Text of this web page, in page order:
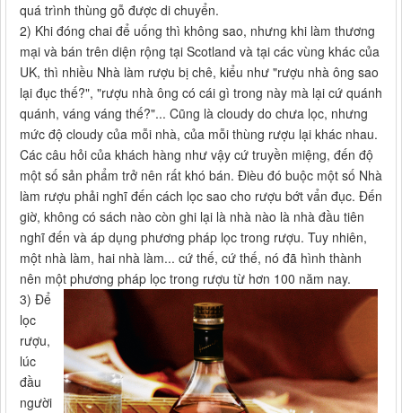
quá trình thùng gỗ được di chuyển.
2) Khi đóng chai để uống thì không sao, nhưng khi làm thương
mại và bán trên diện rộng tại Scotland và tại các vùng khác của
UK, thì nhiều Nhà làm rượu bị chê, kiểu như "rượu nhà ông sao
lại đục thế?", "rượu nhà ông có cái gì trong này mà lại cứ quánh
quánh, váng váng thế?"... Cũng là cloudy do chưa lọc, nhưng
mức độ cloudy của mỗi nhà, của mỗi thùng rượu lại khác nhau.
Các câu hỏi của khách hàng như vậy cứ truyền miệng, đến độ
một số sản phẩm trở nên rất khó bán. Đièu đó buộc một số Nhà
làm rượu phải nghĩ đến cách lọc sao cho rượu bớt vẩn đục. Đến
giờ, không có sách nào còn ghi lại là nhà nào là nhà đầu tiên
nghĩ đến và áp dụng phương pháp lọc trong rượu. Tuy nhiên,
một nhà làm, hai nhà làm... cứ thế, cứ thế, nó đã hình thành
nên một phương pháp lọc trong rượu từ hơn 100 năm nay.
3) Để
lọc
rượu,
lúc
đầu
người